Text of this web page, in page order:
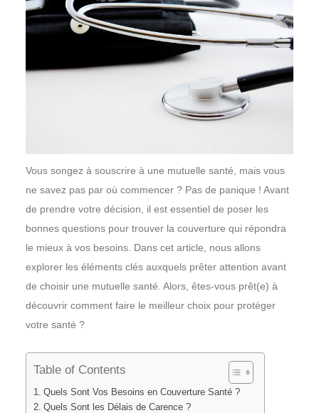
Vous songez à souscrire à une mutuelle santé, mais vous
ne savez pas par où commencer ? Pas de panique ! Avant
de prendre votre décision, il est essentiel de poser les
bonnes questions pour trouver la couverture qui répondra
le mieux à vos besoins. Dans cet article, nous allons
explorer les éléments clés auxquels prêter attention avant
de choisir une mutuelle santé. Alors, êtes-vous prêt(e) à
découvrir comment faire le meilleur choix pour protéger
votre santé ?
Table of Contents
Quels Sont Vos Besoins en Couverture Santé ?
Quels Sont les Délais de Carence ?